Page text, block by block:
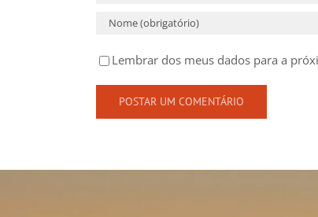
Lembrar dos meus dados para a